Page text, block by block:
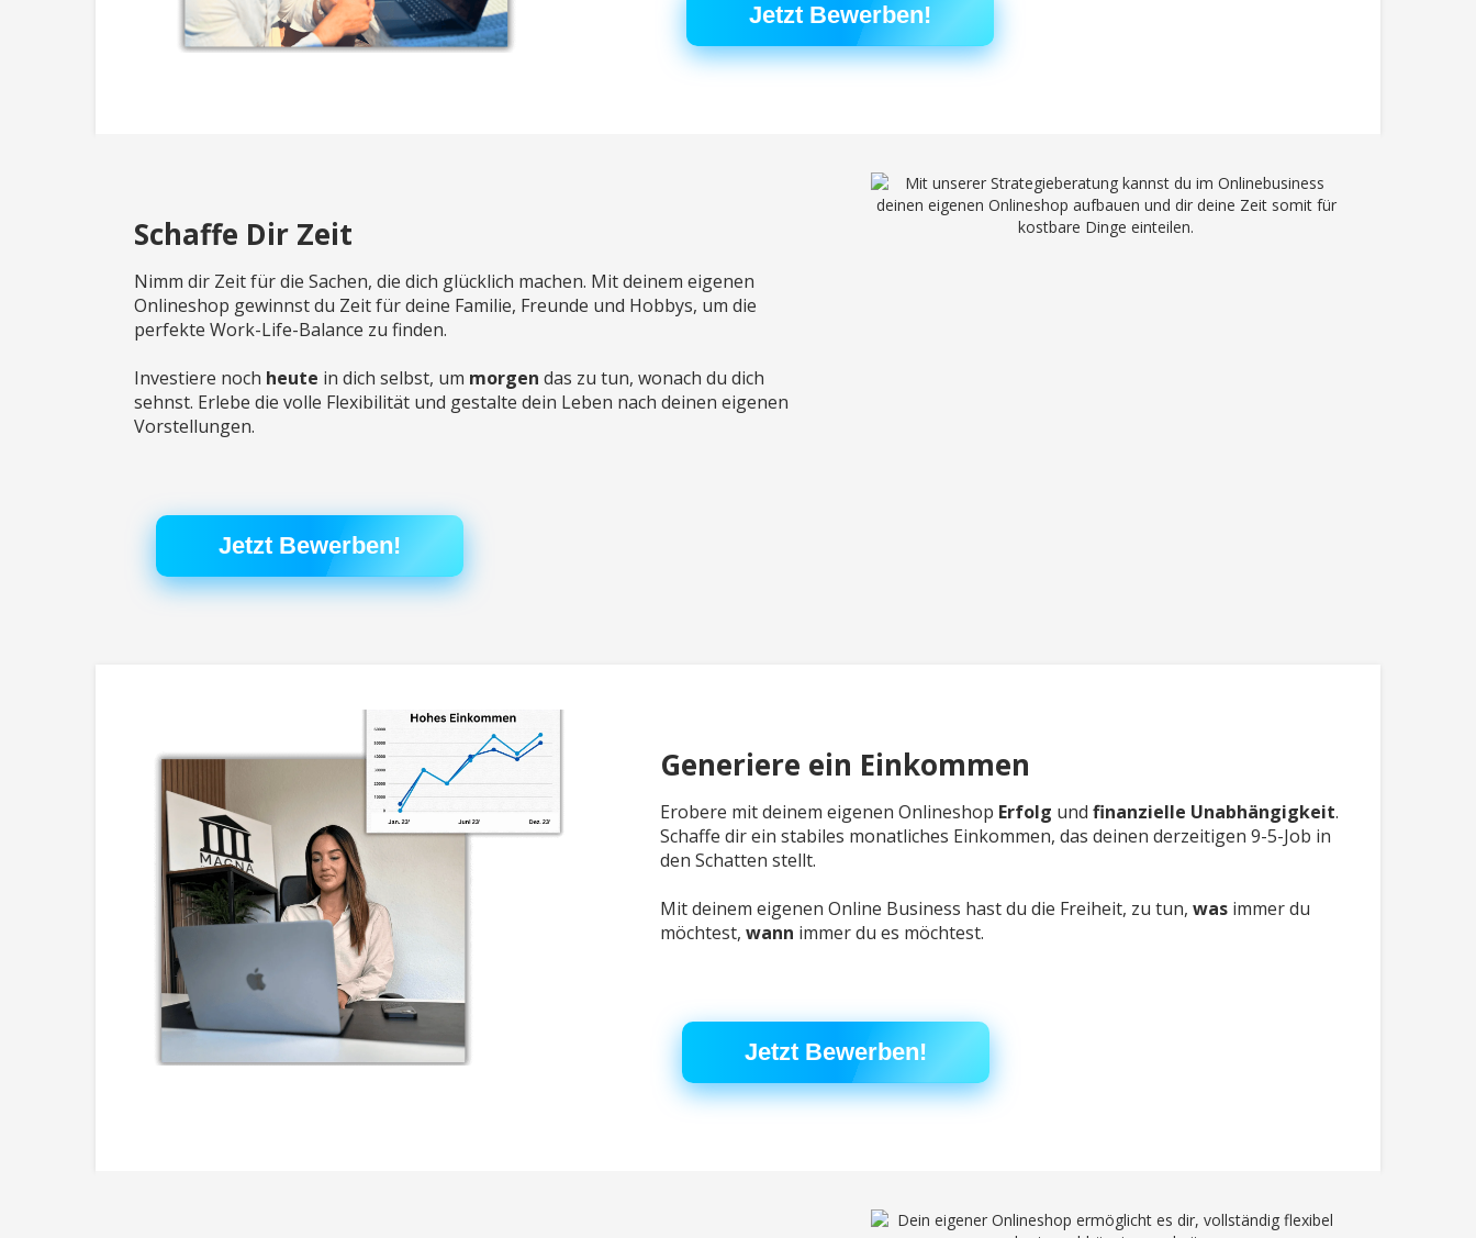
Jetzt Bewerben!
Schaffe Dir Zeit
Nimm dir Zeit für die Sachen, die dich glücklich machen. Mit deinem eigenen
Onlineshop gewinnst du Zeit für deine Familie, Freunde und Hobbys, um die
perfekte Work-Life-Balance zu finden.
Investiere noch heute in dich selbst, um morgen das zu tun, wonach du dich
sehnst. Erlebe die volle Flexibilität und gestalte dein Leben nach deinen eigenen
Vorstellungen.
Jetzt Bewerben!
Generiere ein Einkommen
Erobere mit deinem eigenen Onlineshop Erfolg undfinanzielle Unabhängigkeit.
Schaffe dir ein stabiles monatliches Einkommen, das deinen derzeitigen 9-5-Job in
den Schatten stellt.
Mit deinem eigenen Online Business hast du die Freiheit, zu tun,was immer du
möchtest,wann immer du es möchtest.
Jetzt Bewerben!